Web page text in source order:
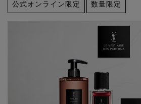
公式オンライン限定 数量限定